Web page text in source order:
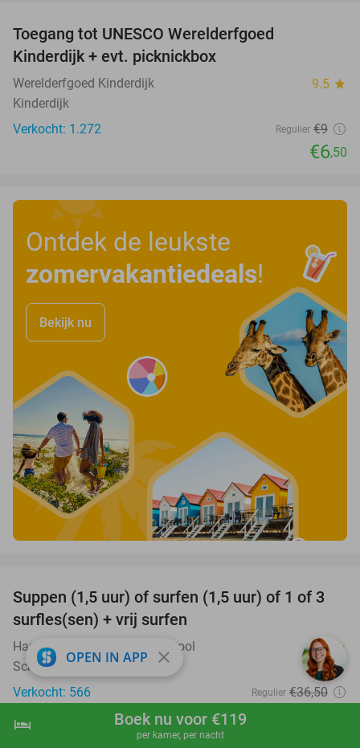
shopping_cart Boek nu
hotel Boek nu voor €119
per kamer, per nacht
Toegang tot UNESCO Werelderfgoed
Kinderdijk + evt. picknickbox
Werelderfgoed Kinderdijk 9.5 star
Kinderdijk
Verkocht: 1.272
Regulier €9
€6,50
Ontdek de leukste
zomervakantiedeals!
Bekijk nu
41%
Suppen (1,5 uur) of surfen (1,5 uur) of 1 of 3
surfles(sen) + vrij surfen
Hartbeach Quiksilver Surfschool 9.5 star
Scheveningen
Verkocht: 566
Regulier €36,50
OPEN IN APP close